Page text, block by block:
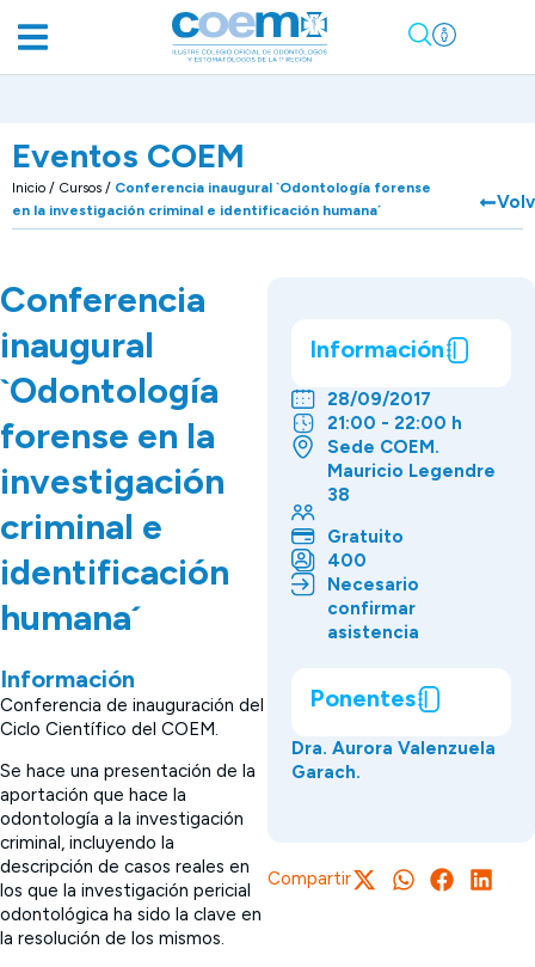
Eventos COEM
Inicio / Cursos / Conferencia inaugural `Odontología forense
en la investigación criminal e identificación humana´
Conferencia
inaugural
`Odontología
forense en la
investigación
criminal e
identificación
humana´
Información
Conferencia de inauguración del
Ciclo Científico del COEM.
Se hace una presentación de la
aportación que hace la
odontología a la investigación
criminal, incluyendo la
descripción de casos reales en
los que la investigación pericial
odontológica ha sido la clave en
la resolución de los mismos.
Información
28/09/2017
21:00 - 22:00 h
Sede COEM.
Mauricio Legendre
38
Gratuito
400
Necesario
confirmar
asistencia
Ponentes
Dra. Aurora Valenzuela
Garach.
Compartir